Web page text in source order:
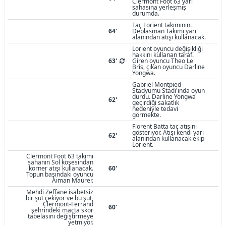
sahasına yerleşmiş
durumda.
64'
Taç Lorient takımının.
Deplasman Takımı yarı
alanından atışı kullanacak.
63'
Lorient oyuncu değişikliği
hakkını kullanan taraf.
Giren oyuncu Theo Le
Bris, çıkan oyuncu Darline
Yongwa.
62'
Gabriel Montpied
Stadyumu Stadı'ında oyun
durdu. Darline Yongwa
geçirdiği sakatlık
nedeniyle tedavi
görmekte.
62'
Florent Batta taç atışını
gösteriyor. Atışı kendi yarı
alanından kullanacak ekip
Lorient.
Clermont Foot 63 takımı
sahanın Sol köşesindan
korner atışı kullanacak.
Topun başındaki oyuncu
Aiman Maurer.
60'
Mehdi Zeffane isabetsiz
bir şut çekiyor ve bu şut,
Clermont-Ferrand
şehrindeki maçta skor
tabelasını değiştirmeye
yetmiyor.
60'